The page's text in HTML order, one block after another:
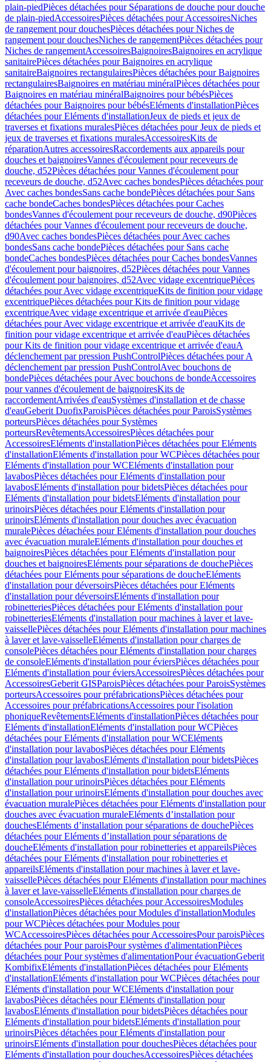
plain-piedPièces détachées pour Séparations de douche pour douche
de plain-piedAccessoiresPièces détachées pour AccessoiresNiches
de rangement pour douchesPièces détachées pour Niches de
rangement pour douchesNiches de rangementPièces détachées pour
Niches de rangementAccessoiresBaignoiresBaignoires en acrylique
sanitairePièces détachées pour Baignoires en acrylique
sanitaireBaignoires rectangulairesPièces détachées pour Baignoires
rectangulairesBaignoires en matériau minéralPièces détachées pour
Baignoires en matériau minéralBaignoires pour bébésPièces
détachées pour Baignoires pour bébésEléments d'installationPièces
détachées pour Eléments d'installationJeux de pieds et jeux de
traverses et fixations muralesPièces détachées pour Jeux de pieds et
jeux de traverses et fixations muralesAccessoiresKits de
réparationAutres accessoiresRaccordements aux appareils pour
douches et baignoiresVannes d'écoulement pour receveurs de
douche, d52Pièces détachées pour Vannes d'écoulement pour
receveurs de douche, d52Avec caches bondesPièces détachées pour
Avec caches bondesSans cache bondePièces détachées pour Sans
cache bondeCaches bondesPièces détachées pour Caches
bondesVannes d'écoulement pour receveurs de douche, d90Pièces
détachées pour Vannes d'écoulement pour receveurs de douche,
d90Avec caches bondesPièces détachées pour Avec caches
bondesSans cache bondePièces détachées pour Sans cache
bondeCaches bondesPièces détachées pour Caches bondesVannes
d'écoulement pour baignoires, d52Pièces détachées pour Vannes
d'écoulement pour baignoires, d52Avec vidage excentriquePièces
détachées pour Avec vidage excentriqueKits de finition pour vidage
excentriquePièces détachées pour Kits de finition pour vidage
excentriqueAvec vidage excentrique et arrivée d'eauPièces
détachées pour Avec vidage excentrique et arrivée d'eauKits de
finition pour vidage excentrique et arrivée d'eauPièces détachées
pour Kits de finition pour vidage excentrique et arrivée d'eauA
déclenchement par pression PushControlPièces détachées pour A
déclenchement par pression PushControlAvec bouchons de
bondePièces détachées pour Avec bouchons de bondeAccessoires
pour vannes d'écoulement de baignoiresKits de
raccordementArrivées d'eauSystèmes d'installation et de chasse
d'eauGeberit DuofixParoisPièces détachées pour ParoisSystèmes
porteursPièces détachées pour Systèmes
porteursRevêtementsAccessoiresPièces détachées pour
AccessoiresEléments d'installationPièces détachées pour Eléments
d'installationEléments d'installation pour WCPièces détachées pour
Eléments d'installation pour WCEléments d'installation pour
lavabosPièces détachées pour Eléments d'installation pour
lavabosEléments d'installation pour bidetsPièces détachées pour
Eléments d'installation pour bidetsEléments d'installation pour
urinoirsPièces détachées pour Eléments d'installation pour
urinoirsEléments d'installation pour douches avec évacuation
muralePièces détachées pour Eléments d'installation pour douches
avec évacuation muraleEléments d'installation pour douches et
baignoiresPièces détachées pour Eléments d'installation pour
douches et baignoiresEléments pour séparations de douchePièces
détachées pour Eléments pour séparations de doucheEléments
d'installation pour déversoirsPièces détachées pour Eléments
d'installation pour déversoirsEléments d'installation pour
robinetteriesPièces détachées pour Eléments d'installation pour
robinetteriesEléments d'installation pour machines à laver et lave-
vaissellePièces détachées pour Eléments d'installation pour machines
à laver et lave-vaisselleEléments d'installation pour charges de
consolePièces détachées pour Eléments d'installation pour charges
de consoleEléments d'installation pour éviersPièces détachées pour
Eléments d'installation pour éviersAccessoiresPièces détachées pour
AccessoiresGeberit GISParoisPièces détachées pour ParoisSystèmes
porteursAccessoires pour préfabricationsPièces détachées pour
Accessoires pour préfabricationsAccessoires pour l'isolation
phoniqueRevêtementsEléments d'installationPièces détachées pour
Eléments d'installationEléments d'installation pour WCPièces
détachées pour Eléments d'installation pour WCEléments
d'installation pour lavabosPièces détachées pour Eléments
d'installation pour lavabosEléments d'installation pour bidetsPièces
détachées pour Eléments d'installation pour bidetsEléments
d'installation pour urinoirsPièces détachées pour Eléments
d'installation pour urinoirsEléments d'installation pour douches avec
évacuation muralePièces détachées pour Eléments d'installation pour
douches avec évacuation muraleEléments d’installation pour
douchesEléments d’installation pour séparations de douchePièces
détachées pour Eléments d’installation pour séparations de
doucheEléments d'installation pour robinetteries et appareilsPièces
détachées pour Eléments d'installation pour robinetteries et
appareilsEléments d'installation pour machines à laver et lave-
vaissellePièces détachées pour Eléments d'installation pour machines
à laver et lave-vaisselleEléments d'installation pour charges de
consoleAccessoiresPièces détachées pour AccessoiresModules
d'installationPièces détachées pour Modules d'installationModules
pour WCPièces détachées pour Modules pour
WCAccessoiresPièces détachées pour AccessoiresPour paroisPièces
détachées pour Pour paroisPour systèmes d'alimentationPièces
détachées pour Pour systèmes d'alimentationPour évacuationGeberit
KombifixEléments d'installationPièces détachées pour Eléments
d'installationEléments d'installation pour WCPièces détachées pour
Eléments d'installation pour WCEléments d'installation pour
lavabosPièces détachées pour Eléments d'installation pour
lavabosEléments d'installation pour bidetsPièces détachées pour
Eléments d'installation pour bidetsEléments d'installation pour
urinoirsPièces détachées pour Eléments d'installation pour
urinoirsEléments d'installation pour douchesPièces détachées pour
Eléments d'installation pour douchesAccessoiresPièces détachées